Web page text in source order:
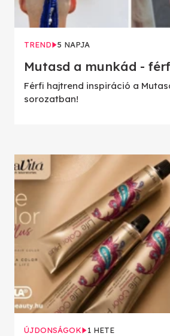
TREND 5 NAPJA
Mutasd a munkád -
Férfi hajtrend inspiráció a
sorozatban!
ÚJDONSÁGOK 1 HETE